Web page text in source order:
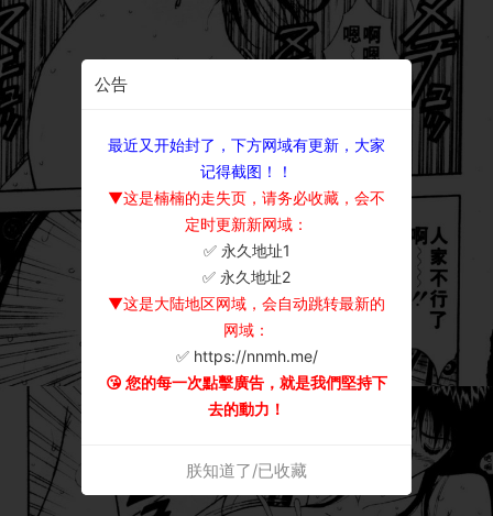
公告
最近又开始封了，下方网域有更新，大家
记得截图！！
▼这是楠楠的走失页，请务必收藏，会不
定时更新新网域：
✅ 永久地址1
✅ 永久地址2
▼这是大陆地区网域，会自动跳转最新的
网域：
✅ https://nnmh.me/
😘 您的每一次點擊廣告，就是我們堅持下
去的動力！
朕知道了/已收藏